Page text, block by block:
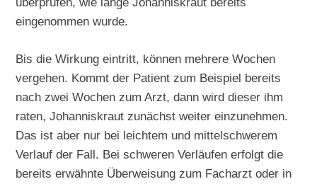
eingenommen wurde.
Bis die Wirkung eintritt, können mehrere Wochen
vergehen. Kommt der Patient zum Beispiel bereits
nach zwei Wochen zum Arzt, dann wird dieser ihm
raten, Johanniskraut zunächst weiter einzunehmen.
Das ist aber nur bei leichtem und mittelschwerem
Verlauf der Fall. Bei schweren Verläufen erfolgt die
bereits erwähnte Überweisung zum Facharzt oder in